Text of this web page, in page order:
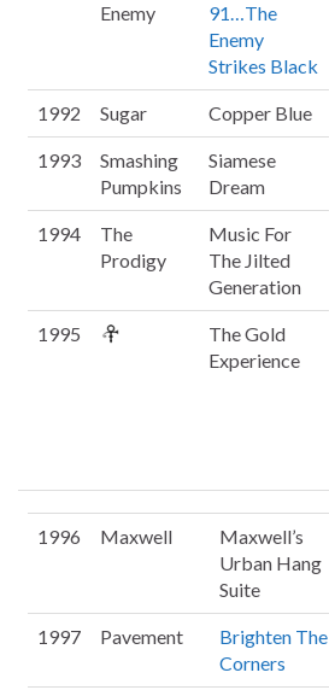
Enemy
91…The
Enemy
Strikes Black
1992 Sugar Copper Blue
1993
Smashing
Pumpkins
Siamese
Dream
1994
The
Prodigy
Music For
The Jilted
Generation
1995
The Gold
Experience
1996 Maxwell
Maxwell’s
Urban Hang
Suite
1997 Pavement
Brighten The
Corners